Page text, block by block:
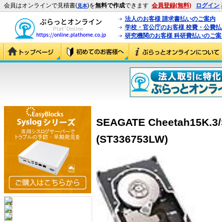
会員はオンラインで見積書(見本)を無料で作成できます 会員登録(無料) ログイン
法人のお客様 請求書払いのご案内
学校・官公庁のお客様 校費・公費
研究機関のお客様 科研費払いのご
SEAGATE
(ST336753LW)